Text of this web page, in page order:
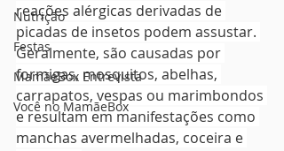
Nutrição
Festas
MamãeBox Entrevista
Você no MamãeBox
reações alérgicas derivadas de
picadas de insetos podem assustar.
Geralmente, são causadas por
formigas, mosquitos, abelhas,
carrapatos, vespas ou marimbondos
e resultam em manifestações como
manchas avermelhadas, coceira e